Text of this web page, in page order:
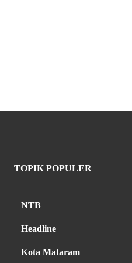
TOPIK POPULER
NTB
Headline
Kota Mataram